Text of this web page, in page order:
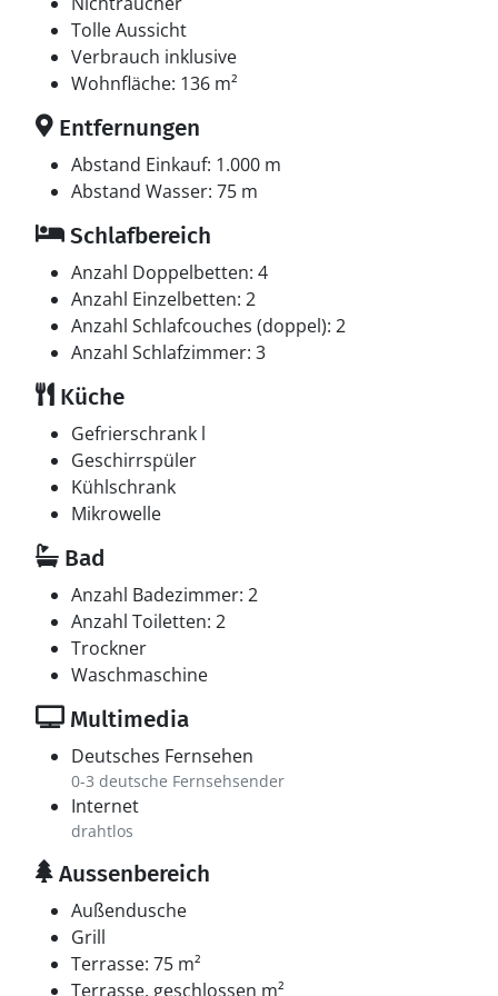
1 Smart-TV.1 Chromecast.1 Bluetooth-Lautsprecher.
Mindestens 4 dänische Fernsehsender. 1-3
schwedische Fernsehsender. 1-3 norwegische
Fernsehsender. 1-3 deutsche Fernsehsender. Es steht
kabellose Internetverbindung zur Verfügung.
Tolle Aussicht
Verbrauch inklusive
Wohnfläche: 136 m²
Entfernungen
Abstand Einkauf: 1.000 m
Abstand Wasser: 75 m
Schlafbereich
Anzahl Doppelbetten: 4
Anzahl Einzelbetten: 2
Anzahl Schlafcouches (doppel): 2
Anzahl Schlafzimmer: 3
Küche
Gefrierschrank l
Geschirrspüler
Kühlschrank
Mikrowelle
Bad
Anzahl Badezimmer: 2
Anzahl Toiletten: 2
Trockner
Waschmaschine
Multimedia
Deutsches Fernsehen
0-3 deutsche Fernsehsender
Internet
drahtlos
Aussenbereich
Außendusche
Grill
Terrasse: 75 m²
Terrasse, geschlossen m²